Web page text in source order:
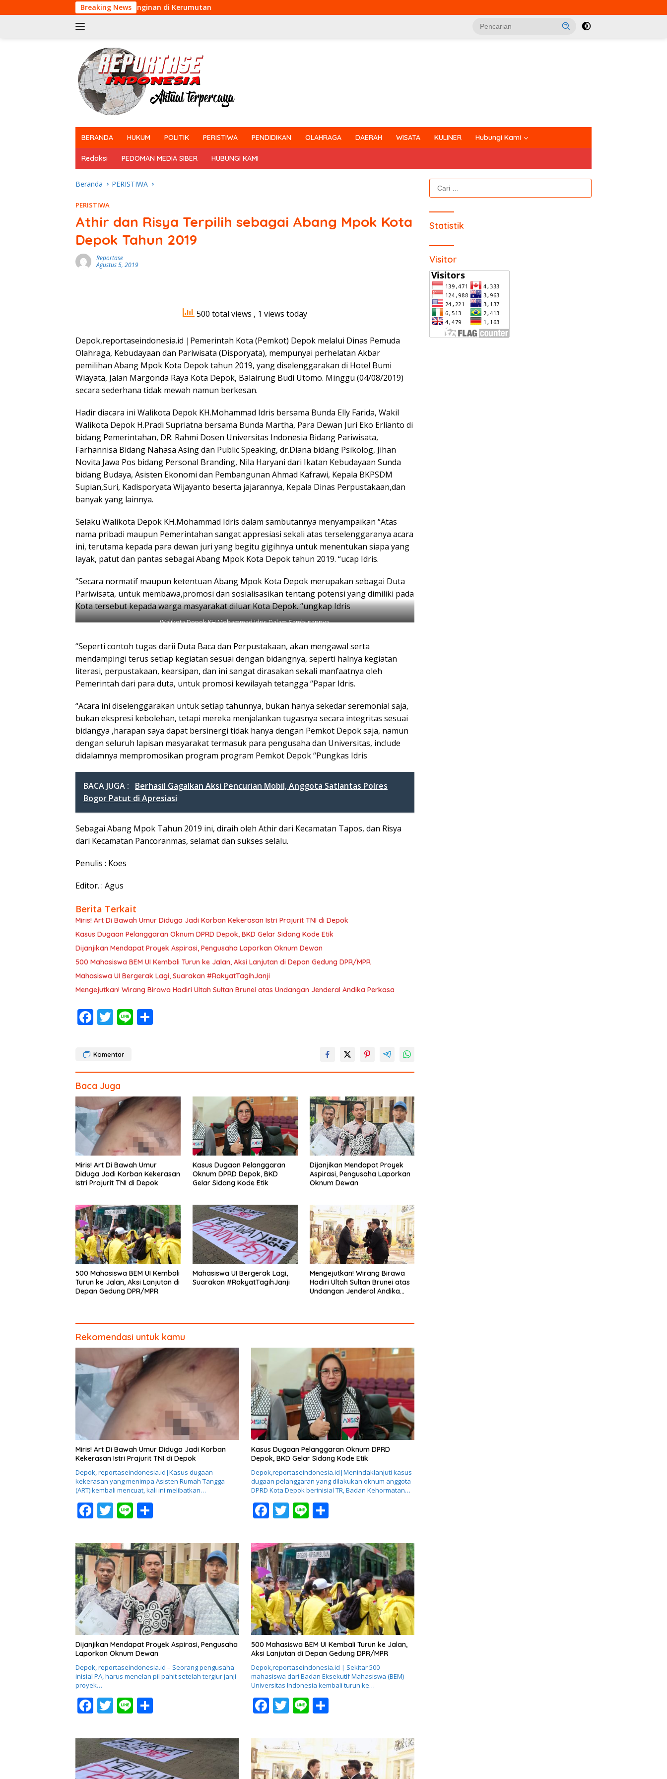
ke
Breaking News
Pendinginan di Kerumutan
BERANDA HUKUM POLITIK PERISTIWA PENDIDIKAN OLAHRAGA DAERAH WISATA KULINER Hubungi Kami
Redaksi PEDOMAN MEDIA SIBER HUBUNGI KAMI
Beranda PERISTIWA
PERISTIWA
Athir dan Risya Terpilih sebagai Abang Mpok Kota
Depok Tahun 2019
Reportase
Agustus 5, 2019
500 total views , 1 views today
Depok,reportaseindonesia.id |Pemerintah Kota (Pemkot) Depok melalui Dinas Pemuda
Olahraga, Kebudayaan dan Pariwisata (Disporyata), mempunyai perhelatan Akbar
pemilihan Abang Mpok Kota Depok tahun 2019, yang diselenggarakan di Hotel Bumi
Wiayata, Jalan Margonda Raya Kota Depok, Balairung Budi Utomo. Minggu (04/08/2019)
secara sederhana tidak mewah namun berkesan.
Hadir diacara ini Walikota Depok KH.Mohammad Idris bersama Bunda Elly Farida, Wakil
Walikota Depok H.Pradi Supriatna bersama Bunda Martha, Para Dewan Juri Eko Erlianto di
bidang Pemerintahan, DR. Rahmi Dosen Universitas Indonesia Bidang Pariwisata,
Farhannisa Bidang Nahasa Asing dan Public Speaking, dr.Diana bidang Psikolog, Jihan
Novita Jawa Pos bidang Personal Branding, Nila Haryani dari Ikatan Kebudayaan Sunda
bidang Budaya, Asisten Ekonomi dan Pembangunan Ahmad Kafrawi, Kepala BKPSDM
Supian,Suri, Kadisporyata Wijayanto beserta jajarannya, Kepala Dinas Perpustakaan,dan
banyak yang lainnya.
Selaku Walikota Depok KH.Mohammad Idris dalam sambutannya menyampaikan “Atas
nama pribadi maupun Pemerintahan sangat appresiasi sekali atas terselenggaranya acara
ini, terutama kepada para dewan juri yang begitu gigihnya untuk menentukan siapa yang
layak, patut dan pantas sebagai Abang Mpok Kota Depok tahun 2019. “ucap Idris.
“Secara normatif maupun ketentuan Abang Mpok Kota Depok merupakan sebagai Duta
Pariwisata, untuk membawa,promosi dan sosialisasikan tentang potensi yang dimiliki pada
Kota tersebut kepada warga masyarakat diluar Kota Depok. “ungkap Idris
Walikota Depok KH.Mohammad Idris Dalam Sambutannya.
“Seperti contoh tugas darii Duta Baca dan Perpustakaan, akan mengawal serta
mendampingi terus setiap kegiatan sesuai dengan bidangnya, seperti halnya kegiatan
literasi, perpustakaan, kearsipan, dan ini sangat dirasakan sekali manfaatnya oleh
Pemerintah dari para duta, untuk promosi kewilayah tetangga “Papar Idris.
“Acara ini diselenggarakan untuk setiap tahunnya, bukan hanya sekedar seremonial saja,
bukan ekspresi kebolehan, tetapi mereka menjalankan tugasnya secara integritas sesuai
bidangya ,harapan saya dapat bersinergi tidak hanya dengan Pemkot Depok saja, namun
dengan seluruh lapisan masyarakat termasuk para pengusaha dan Universitas, include
didalamnya mempromosikan program program Pemkot Depok “Pungkas Idris
BACA JUGA :
Berhasil Gagalkan Aksi Pencurian Mobil, Anggota Satlantas Polres
Bogor Patut di Apresiasi
Sebagai Abang Mpok Tahun 2019 ini, diraih oleh Athir dari Kecamatan Tapos, dan Risya
dari Kecamatan Pancoranmas, selamat dan sukses selalu.
Penulis : Koes
Editor. : Agus
Berita Terkait
Miris! Art Di Bawah Umur Diduga Jadi Korban Kekerasan Istri Prajurit TNI di Depok
Kasus Dugaan Pelanggaran Oknum DPRD Depok, BKD Gelar Sidang Kode Etik
Dijanjikan Mendapat Proyek Aspirasi, Pengusaha Laporkan Oknum Dewan
500 Mahasiswa BEM UI Kembali Turun ke Jalan, Aksi Lanjutan di Depan Gedung DPR/MPR
Mahasiswa UI Bergerak Lagi, Suarakan #RakyatTagihJanji
Mengejutkan! Wirang Birawa Hadiri Ultah Sultan Brunei atas Undangan Jenderal Andika Perkasa
F
e
o
o
k
T
itt
Li
Komentar
Baca Juga
Miris! Art Di Bawah Umur
Diduga Jadi Korban Kekerasan
Istri Prajurit TNI di Depok
Kasus Dugaan Pelanggaran
Oknum DPRD Depok, BKD
Gelar Sidang Kode Etik
Dijanjikan Mendapat Proyek
Aspirasi, Pengusaha Laporkan
Oknum Dewan
500 Mahasiswa BEM UI Kembali
Turun ke Jalan, Aksi Lanjutan di
Depan Gedung DPR/MPR
Mahasiswa UI Bergerak Lagi,
Suarakan #RakyatTagihJanji
Mengejutkan! Wirang Birawa
Hadiri Ultah Sultan Brunei atas
Undangan Jenderal Andika
Rekomendasi untuk kamu
Miris! Art Di Bawah Umur Diduga Jadi Korban
Kekerasan Istri Prajurit TNI di Depok
Depok, reportaseindonesia.id|Kasus dugaan
kekerasan yang menimpa Asisten Rumah Tangga
(ART) kembali mencuat, kali ini melibatkan…
F
e
b
o
o
k
T
itt
er
Li
e ar
e
Kasus Dugaan Pelanggaran Oknum DPRD
Depok, BKD Gelar Sidang Kode Etik
Depok,reportaseindonesia.id|Menindaklanjuti kasus
dugaan pelanggaran yang dilakukan oknum anggota
DPRD Kota Depok berinisial TR, Badan Kehormatan…
F
e
b
o
o
k
T
itt
er
Li
e
S
ar
e
Dijanjikan Mendapat Proyek Aspirasi, Pengusaha
Laporkan Oknum Dewan
Depok, reportaseindonesia.id – Seorang pengusaha
inisial PA, harus menelan pil pahit setelah tergiur janji
proyek…
F
e
b
o
T
itt
er
Li
e ar
e
500 Mahasiswa BEM UI Kembali Turun ke Jalan,
Aksi Lanjutan di Depan Gedung DPR/MPR
Depok,reportaseindonesia.id | Sekitar 500
mahasiswa dari Badan Eksekutif Mahasiswa (BEM)
Universitas Indonesia kembali turun ke…
F
b
o
T
itt
er
Li
e
S
e
Cari
untuk:
Statistik
Visitor